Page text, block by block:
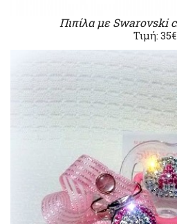
Πιπίλα με Swarovski
Τιμή: 35€